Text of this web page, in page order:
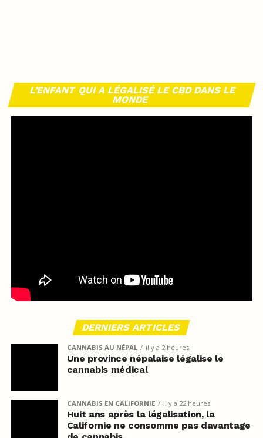
L’ENFANT QUI A LÉGALISÉ LE CBD DANS LE
MONDE
DERNIERS ARTICLES
CANNABIS AU NÉPAL il y a 2 heures
Une province népalaise légalise le
cannabis médical
CANNABIS EN CALIFORNIE il y a 22 heures
Huit ans après la légalisation, la
Californie ne consomme pas davantage